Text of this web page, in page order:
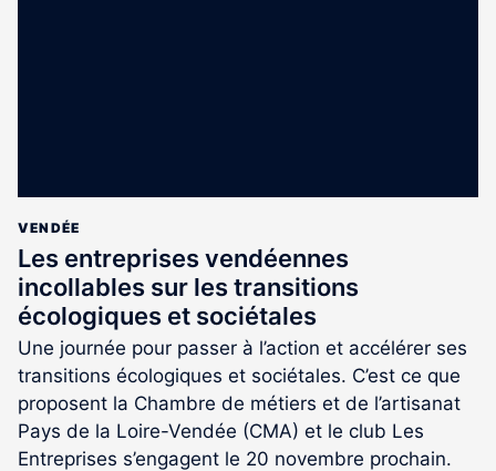
VENDÉE
Les entreprises vendéennes
incollables sur les transitions
écologiques et sociétales
Une journée pour passer à l’action et accélérer ses
transitions écologiques et sociétales. C’est ce que
proposent la Chambre de métiers et de l’artisanat
Pays de la Loire-Vendée (CMA) et le club Les
Entreprises s’engagent le 20 novembre prochain.